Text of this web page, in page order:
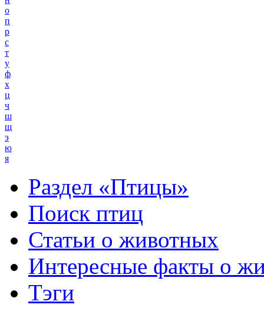
о
п
р
с
т
у
ф
х
ц
ч
ш
щ
э
ю
я
Раздел «Птицы»
Поиск птиц
Статьи о животных
Интересные факты о
Тэги